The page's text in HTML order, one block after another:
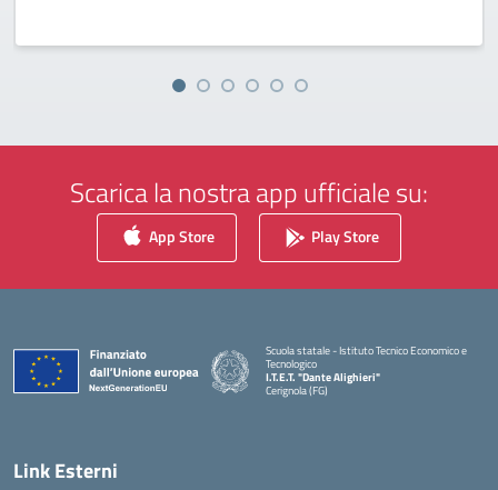
Scarica la nostra app ufficiale su:
App Store Play Store
Scuola statale - Istituto Tecnico Economico e
Tecnologico
I.T.E.T. "Dante Alighieri"
Cerignola (FG)
— Visita la pagina iniziale della scuola
Link Esterni